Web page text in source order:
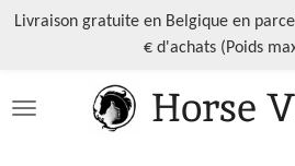
Passer
principal
Horse
Livraison gratuite en Belgique en
€ d'achats (Poids